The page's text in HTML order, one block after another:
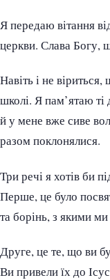
Я передаю вітання
церкви. Слава Богу,
Навіть і не
школі. Я пам’ятаю
й у мене вже сиве
разом поклонялися.
Три речі я хотів би
Перше, це було
та борінь, з якими
Друге, це те, що ви
Ви привели їх до